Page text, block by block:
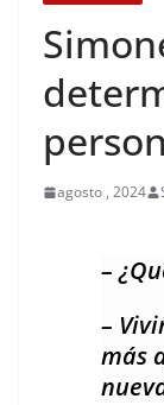
agosto , 2024
–
–
más